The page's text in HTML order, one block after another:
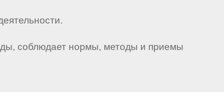
соблюдает нормы, методы и приемы